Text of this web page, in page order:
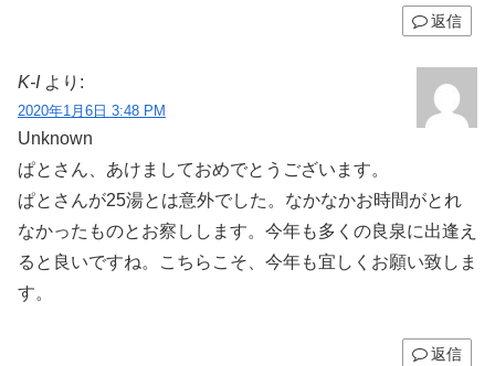
返信
K-I より:
2020年1月6日 3:48 PM
Unknown
ぱとさん、あけましておめでとうございます。
ぱとさんが25湯とは意外でした。なかなかお時間がとれ
なかったものとお察しします。今年も多くの良泉に出逢え
ると良いですね。こちらこそ、今年も宜しくお願い致しま
す。
返信